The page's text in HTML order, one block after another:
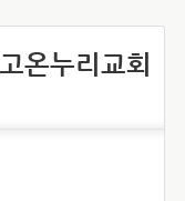
온누리교회